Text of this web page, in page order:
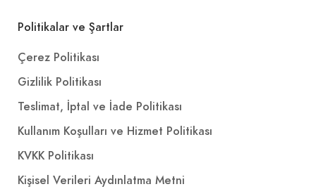
Politikalar ve Şartlar
Çerez Politikası
Gizlilik Politikası
Teslimat, İptal ve İade Politikası
Kullanım Koşulları ve Hizmet Politikası
KVKK Politikası
Kişisel Verileri Aydınlatma Metni